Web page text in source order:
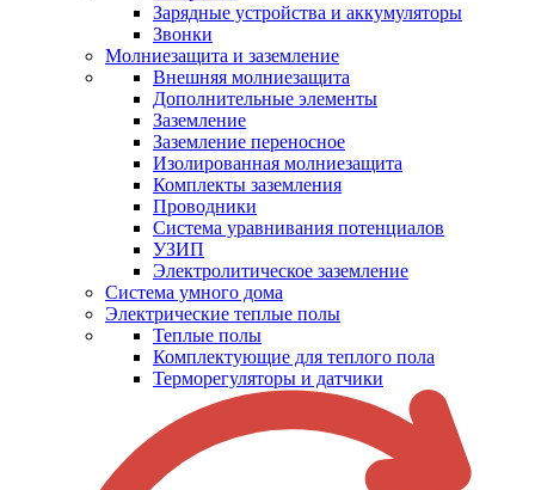
Зарядные устройства и аккумуляторы
Звонки
Молниезащита и заземление
Внешняя молниезащита
Дополнительные элементы
Заземление
Заземление переносное
Изолированная молниезащита
Комплекты заземления
Проводники
Система уравнивания потенциалов
УЗИП
Электролитическое заземление
Система умного дома
Электрические теплые полы
Теплые полы
Комплектующие для теплого пола
Терморегуляторы и датчики